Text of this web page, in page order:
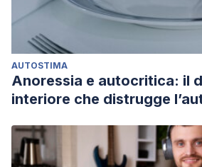
AUTOSTIMA
Anoressia e autocritica: il
interiore che distrugge